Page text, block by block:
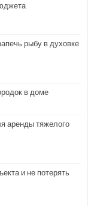
рыбу в духовке
в доме
аренды тяжелого
и не потерять